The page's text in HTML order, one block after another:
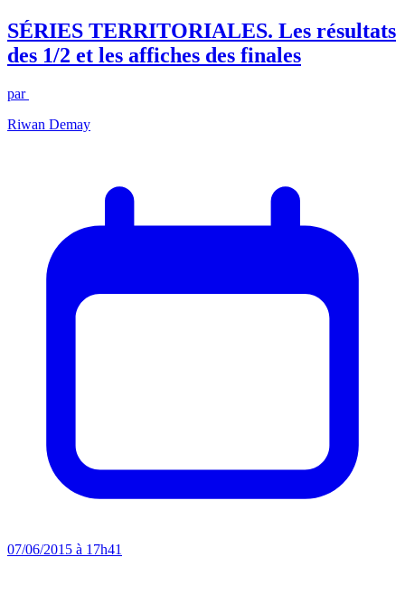
SÉRIES TERRITORIALES. Les résultats
des 1/2 et les affiches des finales
par
Riwan Demay
07/06/2015 à 17h41